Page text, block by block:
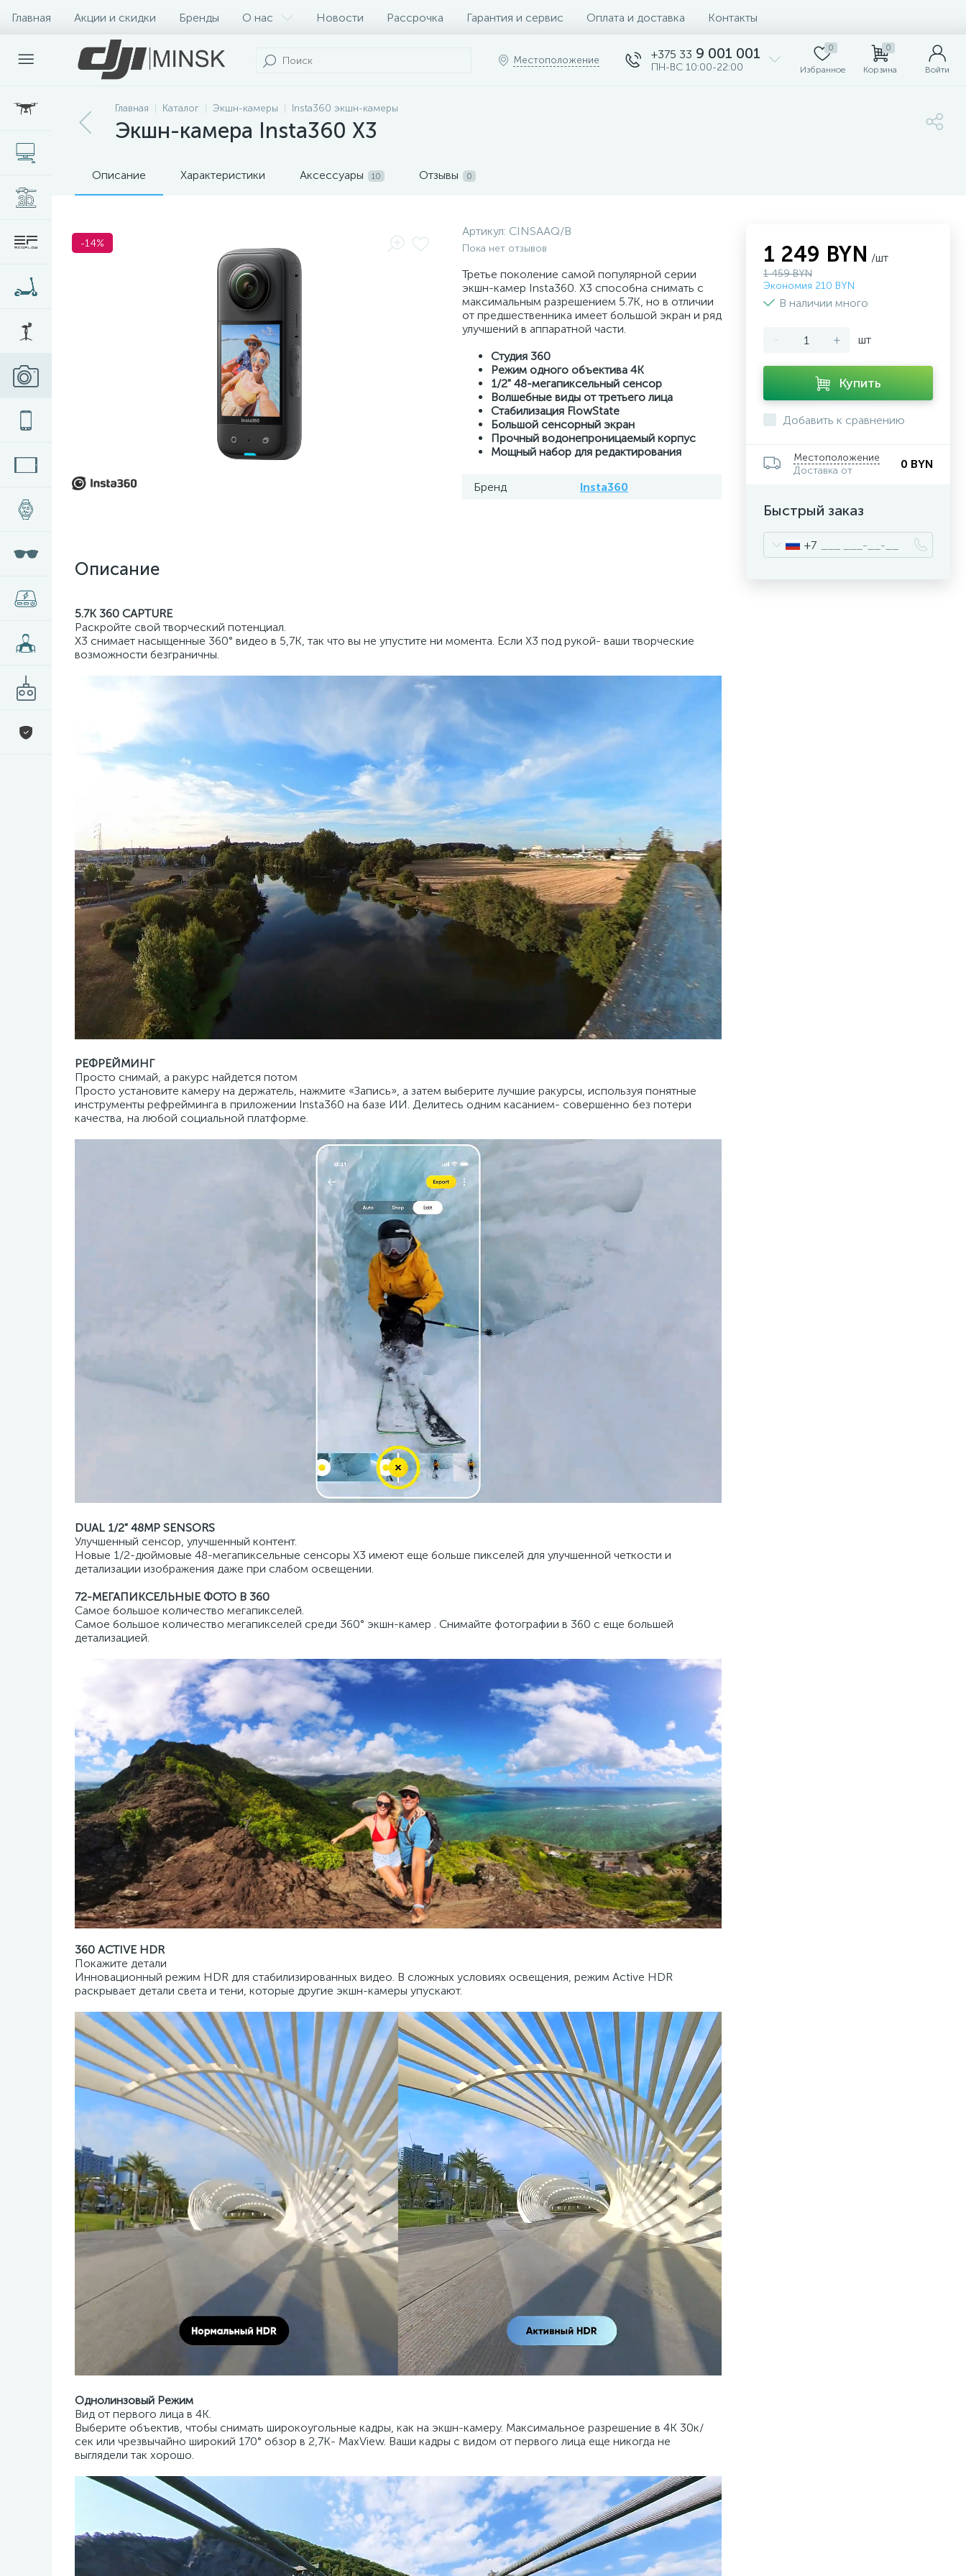
Главная Акции и скидки Бренды О нас Новости Рассрочка Гарантия и сервис Оплата и доставка Контакты
Местоположение +375 33 9 001 001
ПН-ВС 10:00-22:00
0
Избранное
0
Корзина Войти
Главная Каталог Экшн-камеры Insta360 экшн-камеры
Экшн-камера Insta360 X3
Описание Характеристики Аксессуары 10 Отзывы 0
-14%
Артикул: CINSAAQ/B
Пока нет отзывов
Третье поколение самой популярной серии
экшн-камер Insta360. X3 способна снимать с
максимальным разрешением 5.7K, но в отличии
от предшественника имеет большой экран и ряд
улучшений в аппаратной части.
Студия 360
Режим одного объектива 4K
1/2" 48-мегапиксельный сенсор
Волшебные виды от третьего лица
Стабилизация FlowState
Большой сенсорный экран
Прочный водонепроницаемый корпус
Мощный набор для редактирования
Бренд Insta360
Описание
5.7K 360 CAPTURE
Раскройте свой творческий потенциал.
X3 снимает насыщенные 360° видео в 5,7K, так что вы не упустите ни момента. Если X3 под рукой- ваши творческие
возможности безграничны.
РЕФРЕЙМИНГ
Просто снимай, а ракурс найдется потом
Просто установите камеру на держатель, нажмите «Запись», а затем выберите лучшие ракурсы, используя понятные
инструменты рефрейминга в приложении Insta360 на базе ИИ. Делитесь одним касанием- совершенно без потери
качества, на любой социальной платформе.
DUAL 1/2" 48MP SENSORS
Улучшенный сенсор, улучшенный контент.
Новые 1/2-дюймовые 48-мегапиксельные сенсоры X3 имеют еще больше пикселей для улучшенной четкости и
детализации изображения даже при слабом освещении.
72-МЕГАПИКСЕЛЬНЫЕ ФОТО В 360
Самое большое количество мегапикселей.
Самое большое количество мегапикселей среди 360° экшн-камер . Снимайте фотографии в 360 с еще большей
детализацией.
360 ACTIVE HDR
Покажите детали
Инновационный режим HDR для стабилизированных видео. В сложных условиях освещения, режим Active HDR
раскрывает детали света и тени, которые другие экшн-камеры упускают.
Однолинзовый Режим
Вид от первого лица в 4K.
Выберите объектив, чтобы снимать широкоугольные кадры, как на экшн-камеру. Максимальное разрешение в 4K 30к/
сек или чрезвычайно широкий 170° обзор в 2,7K- MaxView. Ваши кадры с видом от первого лица еще никогда не
выглядели так хорошо.
1 249 BYN /шт
1 459 BYN
Экономия 210 BYN
В наличии много
- + шт
Купить
Добавить к сравнению
Местоположение
Доставка от
0 BYN
Быстрый заказ
+7